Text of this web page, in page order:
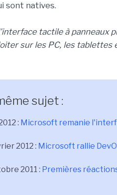
sont natives.
tactile à panneaux
sur les PC, les tablettes
sujet :
: Microsoft remanie
2012 : Microsoft rallie
2011 : Premières